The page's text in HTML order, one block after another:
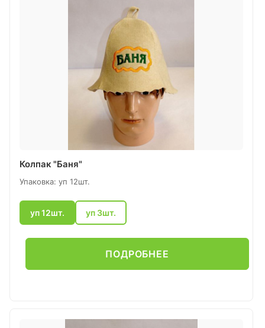
Колпак "Баня"
Упаковка: уп 12шт.
уп 12шт. уп 3шт.
ПОДРОБНЕЕ